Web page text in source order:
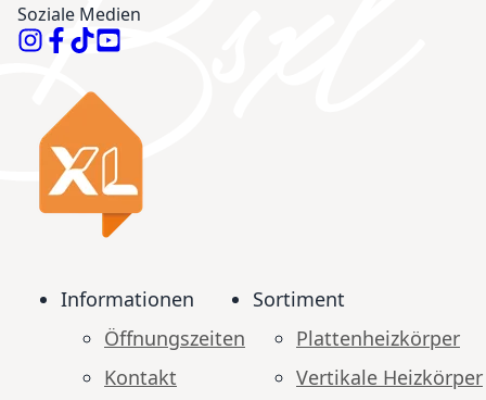
Soziale Medien
Informationen
Öffnungszeiten
Kontakt
Sortiment
Plattenheizkörper
Vertikale Heizkörper